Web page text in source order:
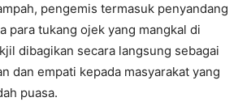
pengemis termasuk penyandang
para tukang ojek yang mangkal di
dibagikan secara langsung sebagai
dan empati kepada masyarakat yang
puasa.